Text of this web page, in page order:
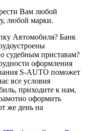
Вам любой
любой марки.
Автомобиля? Банк
судебным приставам?
оформления
S-AUTO поможет
все условия
приходите к нам,
оформить
же день на